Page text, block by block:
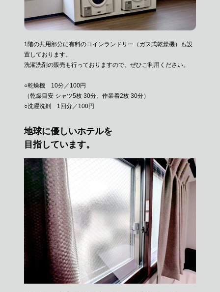
1階の共用部分に有料のコインランドリー（ガス式乾燥機）も設
置しております。
洗濯洗剤の販売も行っておりますので、ぜひご利用ください。
○乾燥機 10分／100円
（乾燥目安 シャツ5枚 30分、作業着2枚 30分）
○洗濯洗剤 1回分／100円
地球に優しいホテルを
目指しています。